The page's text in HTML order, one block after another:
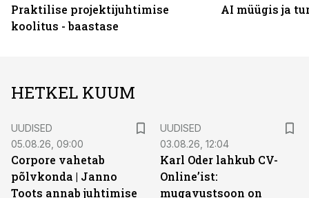
Praktilise projektijuhtimise
koolitus - baastase
AI müügis ja
HETKEL KUUM
UUDISED
05.08.26, 09:00
Corpore vahetab
põlvkonda | Janno
Toots annab juhtimise
UUDISED
03.08.26, 12:04
Karl Oder lahkub CV-
Online’ist:
mugavustsoon on